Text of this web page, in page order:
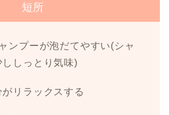
短所
ンプーが泡だてやすい(シャ
しっとり気味)
がリラックスする